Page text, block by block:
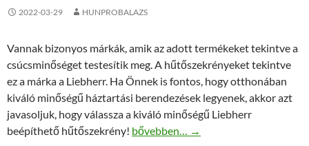
2022-03-29 HUNPROBALAZS
Vannak bizonyos márkák, amik az adott termékeket tekintve a
csúcsminőséget testesítik meg. A hűtőszekrényeket tekintve
ez a márka a Liebherr. Ha Önnek is fontos, hogy otthonában
kiváló minőségű háztartási berendezések legyenek, akkor azt
javasoljuk, hogy válassza a kiváló minőségű Liebherr
beépíthető hűtőszekrény! Miért érdemes Liebherr
bővebben… →